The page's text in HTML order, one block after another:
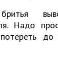
Надо
до